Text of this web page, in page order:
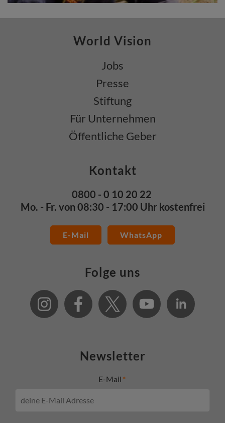
World Vision
Jobs
Presse
Stiftung
Für Unternehmen
Öffentliche Geber
Kontakt
0800 - 0 10 20 22
Mo. - Fr. von 08:30 - 17:00 Uhr kostenfrei
E-Mail WhatsApp
Folge uns
Newsletter
E-Mail